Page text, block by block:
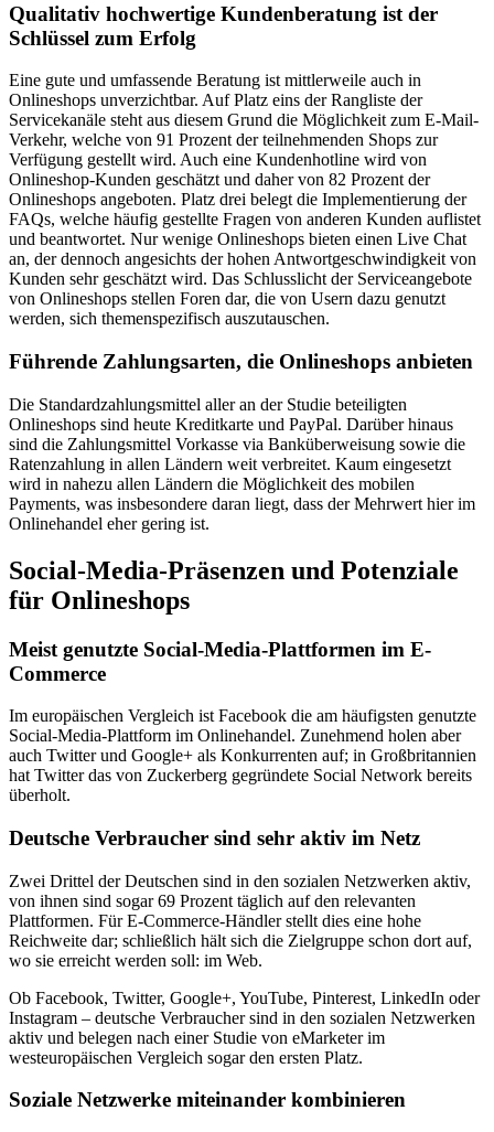
Qualitativ hochwertige Kundenberatung ist der
Schlüssel zum Erfolg
Eine gute und umfassende Beratung ist mittlerweile auch in
Onlineshops unverzichtbar. Auf Platz eins der Rangliste der
Servicekanäle steht aus diesem Grund die Möglichkeit zum E-Mail-
Verkehr, welche von 91 Prozent der teilnehmenden Shops zur
Verfügung gestellt wird. Auch eine Kundenhotline wird von
Onlineshop-Kunden geschätzt und daher von 82 Prozent der
Onlineshops angeboten. Platz drei belegt die Implementierung der
FAQs, welche häufig gestellte Fragen von anderen Kunden auflistet
und beantwortet. Nur wenige Onlineshops bieten einen Live Chat
an, der dennoch angesichts der hohen Antwortgeschwindigkeit von
Kunden sehr geschätzt wird. Das Schlusslicht der Serviceangebote
von Onlineshops stellen Foren dar, die von Usern dazu genutzt
werden, sich themenspezifisch auszutauschen.
Führende Zahlungsarten, die Onlineshops anbieten
Die Standardzahlungsmittel aller an der Studie beteiligten
Onlineshops sind heute Kreditkarte und PayPal. Darüber hinaus
sind die Zahlungsmittel Vorkasse via Banküberweisung sowie die
Ratenzahlung in allen Ländern weit verbreitet. Kaum eingesetzt
wird in nahezu allen Ländern die Möglichkeit des mobilen
Payments, was insbesondere daran liegt, dass der Mehrwert hier im
Onlinehandel eher gering ist.
Social-Media-Präsenzen und Potenziale
für Onlineshops
Meist genutzte Social-Media-Plattformen im E-
Commerce
Im europäischen Vergleich ist Facebook die am häufigsten genutzte
Social-Media-Plattform im Onlinehandel. Zunehmend holen aber
auch Twitter und Google+ als Konkurrenten auf; in Großbritannien
hat Twitter das von Zuckerberg gegründete Social Network bereits
überholt.
Deutsche Verbraucher sind sehr aktiv im Netz
Zwei Drittel der Deutschen sind in den sozialen Netzwerken aktiv,
von ihnen sind sogar 69 Prozent täglich auf den relevanten
Plattformen. Für E-Commerce-Händler stellt dies eine hohe
Reichweite dar; schließlich hält sich die Zielgruppe schon dort auf,
wo sie erreicht werden soll: im Web.
Ob Facebook, Twitter, Google+, YouTube, Pinterest, LinkedIn oder
Instagram – deutsche Verbraucher sind in den sozialen Netzwerken
aktiv und belegen nach einer Studie von eMarketer im
westeuropäischen Vergleich sogar den ersten Platz.
Soziale Netzwerke miteinander kombinieren